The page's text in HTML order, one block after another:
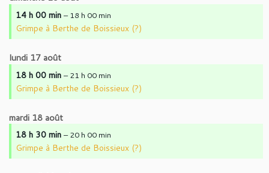
14 h 00 min – 18 h 00 min
Grimpe à Berthe de Boissieux (?)
lundi 17 août
18 h 00 min – 21 h 00 min
Grimpe à Berthe de Boissieux (?)
mardi 18 août
18 h 30 min – 20 h 00 min
Grimpe à Berthe de Boissieux (?)